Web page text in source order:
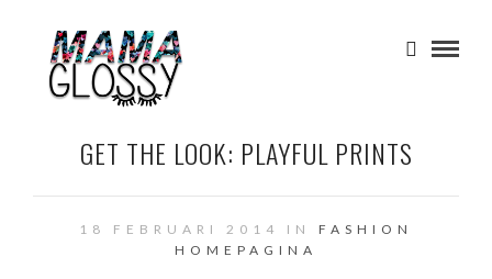
GET THE LOOK: PLAYFUL PRINTS
18 FEBRUARI 2014 IN FASHION
HOMEPAGINA